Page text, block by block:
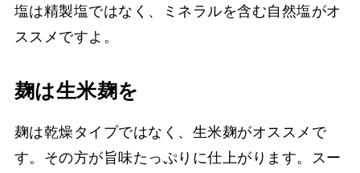
塩は精製塩ではなく、ミネラルを含む自然塩がオ
ススメですよ。
麹は生米麹を
麹は乾燥タイプではなく、生米麹がオススメで
す。その方が旨味たっぷりに仕上がります。スー